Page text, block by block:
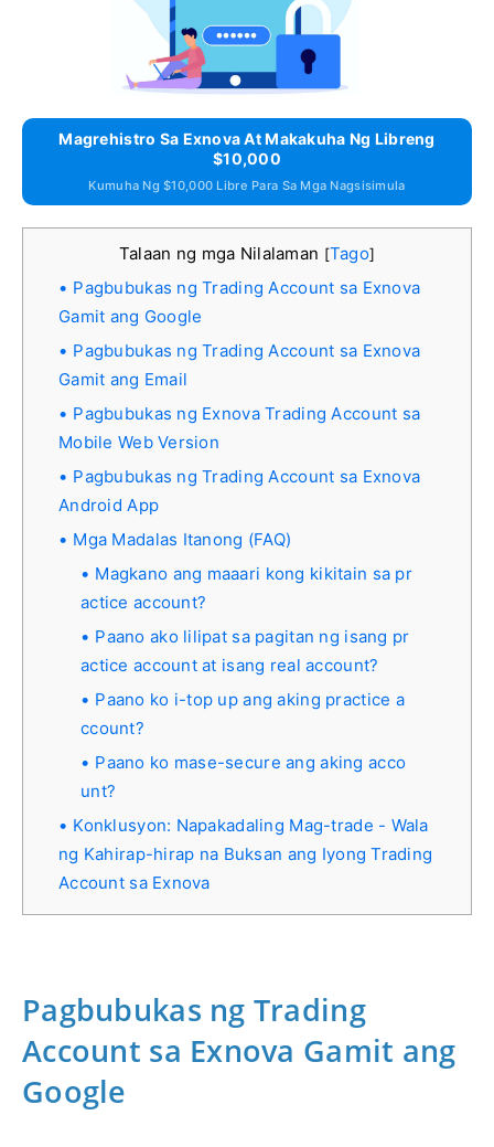
Magrehistro Sa Exnova At Makakuha Ng Libreng
$10,000
Kumuha Ng $10,000 Libre Para Sa Mga Nagsisimula
Talaan ng mga Nilalaman [Tago]
Pagbubukas ng Trading Account sa Exnova
Gamit ang Google
Pagbubukas ng Trading Account sa Exnova
Gamit ang Email
Pagbubukas ng Exnova Trading Account sa
Mobile Web Version
Pagbubukas ng Trading Account sa Exnova
Android App
Mga Madalas Itanong (FAQ)
Magkano ang maaari kong kikitain sa pr
actice account?
Paano ako lilipat sa pagitan ng isang pr
actice account at isang real account?
Paano ko i-top up ang aking practice a
ccount?
Paano ko mase-secure ang aking acco
unt?
Konklusyon: Napakadaling Mag-trade - Wala
ng Kahirap-hirap na Buksan ang Iyong Trading
Account sa Exnova
Pagbubukas ng Trading
Account sa Exnova Gamit ang
Google